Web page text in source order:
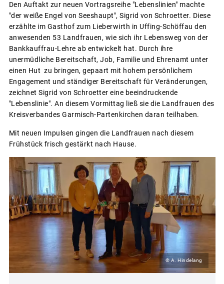
Den Auftakt zur neuen Vortragsreihe "Lebenslinien" machte
"der weiße Engel von Seeshaupt", Sigrid von Schroetter. Diese
erzählte im Gasthof zum Lieberwirth in Uffing-Schöffau den
anwesenden 53 Landfrauen, wie sich ihr Lebensweg von der
Bankkauffrau-Lehre ab entwickelt hat. Durch ihre
unermüdliche Bereitschaft, Job, Familie und Ehrenamt unter
einen Hut zu bringen, gepaart mit hohem persönlichem
Engagement und ständiger Bereitschaft für Veränderungen,
zeichnet Sigrid von Schroetter eine beeindruckende
"Lebenslinie". An diesem Vormittag ließ sie die Landfrauen des
Kreisverbandes Garmisch-Partenkirchen daran teilhaben.
Mit neuen Impulsen gingen die Landfrauen nach diesem
Frühstück frisch gestärkt nach Hause.
© A. Hindelang